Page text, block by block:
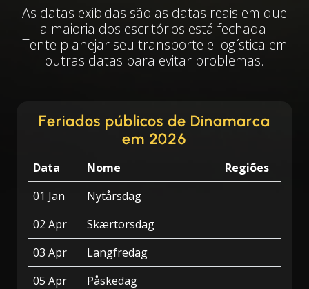
As datas exibidas são as datas reais em que
a maioria dos escritórios está fechada.
Tente planejar seu transporte e logística em
outras datas para evitar problemas.
Feriados públicos de Dinamarca
em 2026
Data Nome
Regiões
01 Jan
Nytårsdag
02 Apr
Skærtorsdag
03 Apr
Langfredag
05 Apr
Påskedag